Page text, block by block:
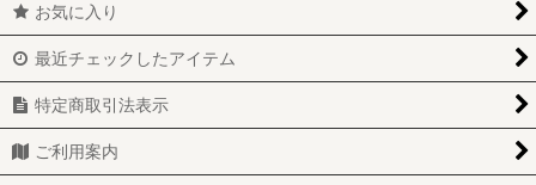
お気に入り
最近チェックしたアイテム
特定商取引法表示
ご利用案内